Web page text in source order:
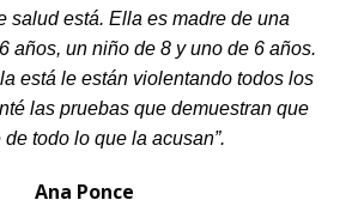
salud está. Ella es madre de una
años, un niño de 8 y uno de 6 años.
está le están violentando todos los
las pruebas que demuestran que
todo lo que la acusan”.
Ana Ponce